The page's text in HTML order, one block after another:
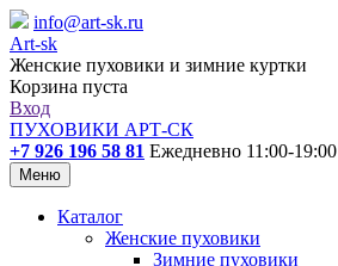
info@art-sk.ru
Art-sk
Женские пуховики и зимние куртки
Корзина пуста
Вход
ПУХОВИКИ АРТ-СК
+7 926 196 58 81 Ежедневно 11:00-19:00
Меню
Каталог
Женские пуховики
Зимние пуховики